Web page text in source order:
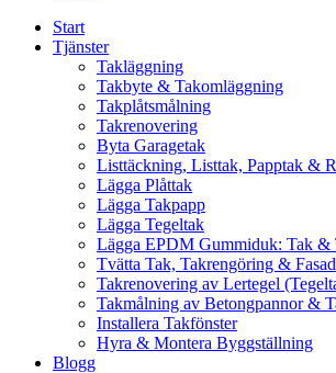
Start
Tjänster
Takläggning
Takbyte & Takomläggning
Takplåtsmålning
Takrenovering
Byta Garagetak
Listtäckning, Listtak, Papptak &
Lägga Plåttak
Lägga Takpapp
Lägga Tegeltak
Lägga EPDM Gummiduk: Tak &
Tvätta Tak, Takrengöring &
Takrenovering av Lertegel
Takmålning av Betongpannor &
Installera Takfönster
Hyra & Montera Byggställning
Blogg